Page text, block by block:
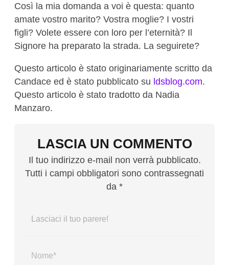
Così la mia domanda a voi è questa: quanto
amate vostro marito? Vostra moglie? I vostri
figli? Volete essere con loro per l’eternità? Il
Signore ha preparato la strada. La seguirete?
Questo articolo è stato originariamente scritto da
Candace ed è stato pubblicato su ldsblog.com.
Questo articolo è stato tradotto da Nadia
Manzaro.
LASCIA UN COMMENTO
Il tuo indirizzo e-mail non verrà pubblicato.
Tutti i campi obbligatori sono contrassegnati
da *